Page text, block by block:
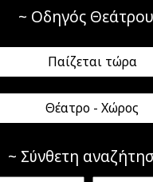
~ Οδηγός
Παίζεται τώρα
Θέατρο - Χώρος
~ Σύνθετη